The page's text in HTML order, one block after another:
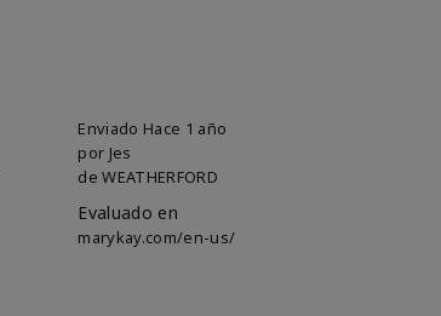
Enviado Hace 1 año
por Jes
de WEATHERFORD
Evaluado en
marykay.com/en-us/